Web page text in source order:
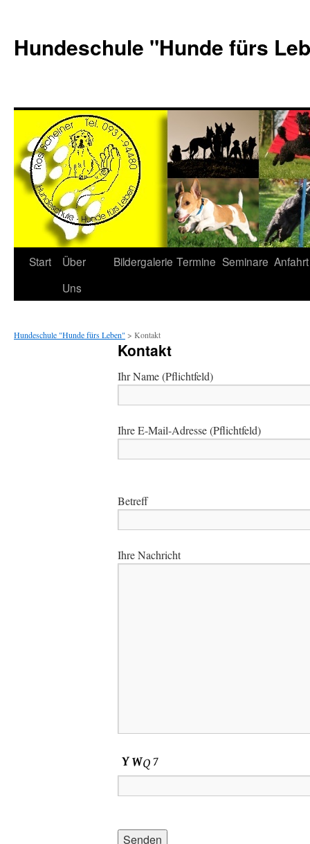
Hundeschule "Hunde fürs
Start
Über
Uns
Bildergalerie Termine Seminare Anfahrt
Hundeschule "Hunde fürs Leben" > Kontakt
Kontakt
Ihr Name (Pflichtfeld)
Ihre E-Mail-Adresse (Pflichtfeld)
Betreff
Ihre Nachricht